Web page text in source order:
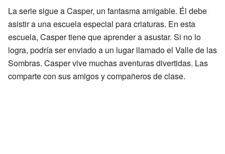
La serie sigue a Casper, un fantasma amigable. Él debe
asistir a una escuela especial para criaturas. En esta
escuela, Casper tiene que aprender a asustar. Si no lo
logra, podría ser enviado a un lugar llamado el Valle de las
Sombras. Casper vive muchas aventuras divertidas. Las
comparte con sus amigos y compañeros de clase.